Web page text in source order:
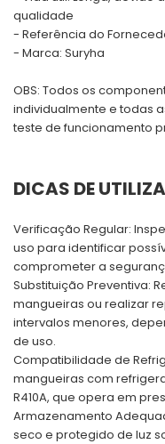
qualidade
- Referência do
- Marca: Suryha
OBS: Todos os
individualmente e todas
teste de funcionamento
DICAS DE
Verificação Regular:
uso para identificar
comprometer a
Substituição Preventiva:
mangueiras ou realizar
intervalos menores,
de uso.
Compatibilidade de
mangueiras com
R410A, que opera em
Armazenamento
seco e protegido de luz